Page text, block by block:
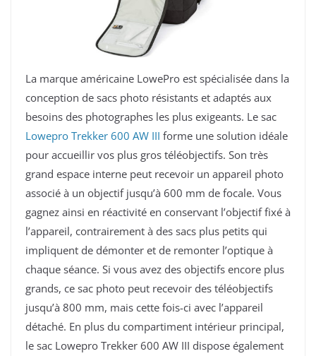
La marque américaine LowePro est spécialisée dans la
conception de sacs photo résistants et adaptés aux
besoins des photographes les plus exigeants. Le sac
Lowepro Trekker 600 AW III forme une solution idéale
pour accueillir vos plus gros téléobjectifs. Son très
grand espace interne peut recevoir un appareil photo
associé à un objectif jusqu’à 600 mm de focale. Vous
gagnez ainsi en réactivité en conservant l’objectif fixé à
l’appareil, contrairement à des sacs plus petits qui
impliquent de démonter et de remonter l’optique à
chaque séance. Si vous avez des objectifs encore plus
grands, ce sac photo peut recevoir des téléobjectifs
jusqu’à 800 mm, mais cette fois-ci avec l’appareil
détaché. En plus du compartiment intérieur principal,
le sac Lowepro Trekker 600 AW III dispose également